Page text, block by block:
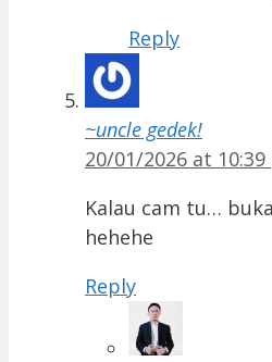
Reply
~uncle gedek!
20/01/2026 at
Kalau cam tu…
hehehe
Reply